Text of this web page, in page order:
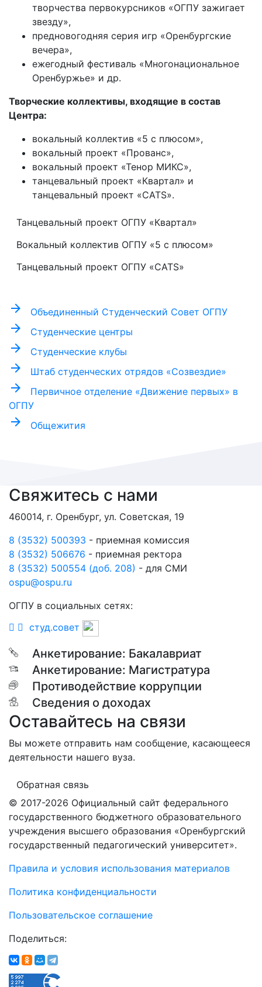
творчества первокурсников «ОГПУ зажигает
звезду»,
предновогодняя серия игр «Оренбургские
вечера»,
ежегодный фестиваль «Многонациональное
Оренбуржье» и др.
Творческие коллективы, входящие в состав
Центра:
вокальный коллектив «5 с плюсом»,
вокальный проект «Прованс»,
вокальный проект «Тенор МИКС»,
танцевальный проект «Квартал» и
танцевальный проект «CATS».
Танцевальный проект ОГПУ «Квартал»
Вокальный коллектив ОГПУ «5 с плюсом»
Танцевальный проект ОГПУ «CATS»
arrow_forward Объединенный Студенческий Совет ОГПУ
arrow_forward Студенческие центры
arrow_forward Студенческие клубы
arrow_forward Штаб студенческих отрядов «Созвездие»
arrow_forward
Первичное отделение «Движение первых» в
ОГПУ
arrow_forward Общежития
Свяжитесь с нами
460014, г. Оренбург, ул. Советская, 19
8 (3532) 500393 - приемная комиссия
8 (3532) 506676 - приемная ректора
8 (3532) 500554 (доб. 208) - для СМИ
ospu@ospu.ru
ОГПУ в социальных сетях:
студ.совет
Анкетирование: Бакалавриат
Анкетирование: Магистратура
Противодействие коррупции
Сведения о доходах
Оставайтесь на связи
Вы можете отправить нам сообщение, касающееся
деятельности нашего вуза.
Обратная связь
© 2017-2026 Официальный сайт федерального
государственного бюджетного образовательного
учреждения высшего образования «Оренбургский
государственный педагогический университет».
Правила и условия использования материалов
Политика конфиденциальности
Пользовательское соглашение
Поделиться: